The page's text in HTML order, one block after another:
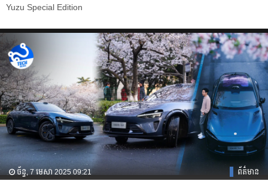
Yuzu Special Edition
ច័ន្ទ, 7 មេសា 2025 09:21 ព័ត៌មាន